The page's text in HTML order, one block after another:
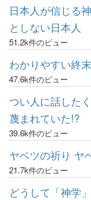
日本人が信じる
としない日本人
51.2k件のビュー
わかりやすい終
47.6k件のビュー
つい人に話した
蔑まれていた!?
39.6k件のビュー
ヤベツの祈り ヤ
21.7k件のビュー
どうして「神学